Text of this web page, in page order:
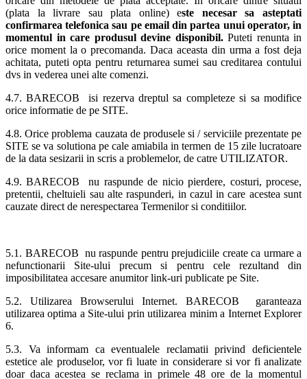
(plata la livrare sau plata online) este necesar sa asteptati
confirmarea telefonica sau pe email din partea unui operator, in
momentul in care produsul devine disponibil.Puteti renunta in
orice moment la o precomanda. Daca aceasta din urma a fost deja
achitata, puteti opta pentru returnarea sumei sau creditarea contului
dvs in vederea unei alte comenzi.
4.7. BARECOB isi rezerva dreptul sa completeze si sa modifice
orice informatie de pe SITE.
4.8. Orice problema cauzata de produsele si / serviciile prezentate pe
SITE se va solutiona pe cale amiabila in termen de 15 zile lucratoare
de la data sesizarii in scris a problemelor, de catre UTILIZATOR.
4.9. BARECOB nu raspunde de nicio pierdere, costuri, procese,
pretentii, cheltuieli sau alte raspunderi, in cazul in care acestea sunt
cauzate direct de nerespectarea Termenilor si conditiilor.
5.1. BARECOB nu raspunde pentru prejudiciile create ca urmare a
nefunctionarii Site-ului precum si pentru cele rezultand din
imposibilitatea accesare anumitor link-uri publicate pe Site.
5.2. Utilizarea Browserului Internet. BARECOB garanteaza
utilizarea optima a Site-ului prin utilizarea minim a Internet Explorer
6.
5.3. Va informam ca eventualele reclamatii privind deficientele
estetice ale produselor, vor fi luate in considerare si vor fi analizate
doar daca acestea se reclama in primele 48 ore de la momentul